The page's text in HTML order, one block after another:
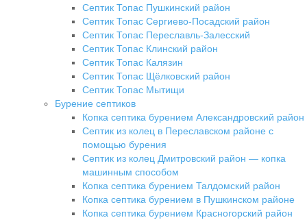
Септик Топас Пушкинский район
Септик Топас Сергиево-Посадский район
Септик Топас Переславль-Залесский
Септик Топас Клинский район
Септик Топас Калязин
Септик Топас Щёлковский район
Септик Топас Мытищи
Бурение септиков
Копка септика бурением Александровский район
Септик из колец в Переславском районе с
помощью бурения
Септик из колец Дмитровский район — копка
машинным способом
Копка септика бурением Талдомский район
Копка септика бурением в Пушкинском районе
Копка септика бурением Красногорский район